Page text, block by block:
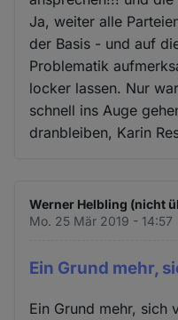
Ja, weiter alle
der Basis - und auf
Problematik
locker lassen. Nur
schnell ins Auge
dranbleiben, Karin
Werner Helbling (nicht
Mo. 25 Mär 2019 - 14:57
Ein Grund mehr,
Ein Grund mehr, sich